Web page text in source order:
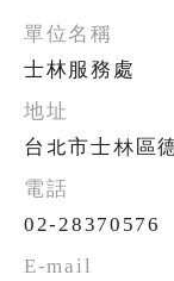
士林服務處
台北市士林區
02-28370576